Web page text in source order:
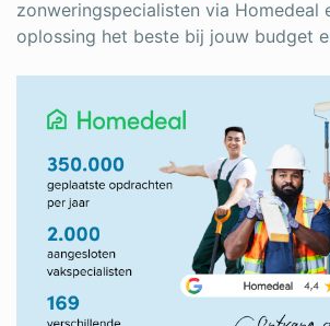
zonweringspecialisten via Homedeal
oplossing het beste bij jouw budget